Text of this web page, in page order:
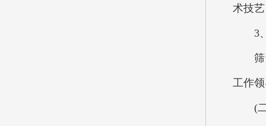
术技
3、
筛选
工作
(二)